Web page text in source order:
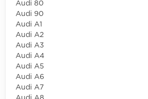
Audi 80
Audi 90
Audi A1
Audi A2
Audi A3
Audi A4
Audi A5
Audi A6
Audi A7